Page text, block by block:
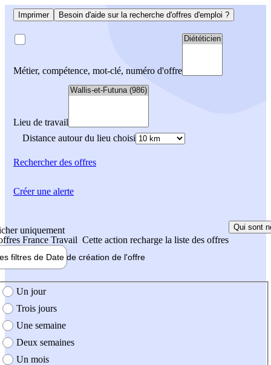
Imprimer Besoin d'aide sur la recherche d'offres d'emploi ?
Métier, compétence, mot-clé, numéro d'offre
Lieu de travail
Distance autour du lieu choisi
Rechercherdes offres
uniquement
France Travail Cette action recharge la liste des offres
Qui sont
filtres de Date de création de l'offre
création de l'offre
Un jour
Trois jours
Une semaine
Deux semaines
Un mois
Créer une alerte